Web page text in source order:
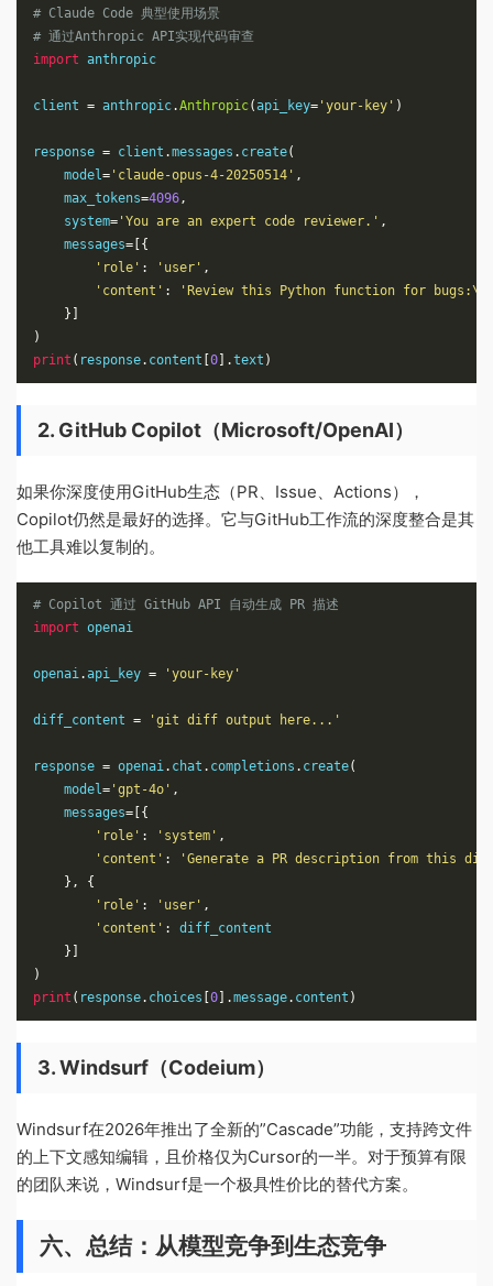
# Claude Code 典型使用场景
# 通过Anthropic API实现代码审查
import anthropic
client = anthropic.Anthropic(api_key= 'your-key' )
response = client .messages . create(
    model
= 'claude-opus-4-20250514' ,
    max_tokens
=4096,
    system
= 'You are an expert code reviewer.' ,
    messages
=[{
'role' : 'user' ,
'content' :
'Review this Python function for
}]
)
print ( response. content 0 ].text )
2. GitHub Copilot（Microsoft/OpenAI）
如果你深度使用GitHub生态（PR、Issue、Actions），
Copilot仍然是最好的选择。它与GitHub工作流的深度整合是其
他工具难以复制的。
# Copilot 通过 GitHub API 自动生成 PR 描述
import openai
openai.api_key = 'your-key'
diff_content = 'git diff output here...'
response = openai. chat . completions . create(
    model
= 'gpt-4o' ,
    messages
=[{
'role' : 'system' ,
'content' :
'Generate a PR description from this
},
{
'role' : 'user' ,
'content' :
diff_content
}]
)
print ( response. choices 0 ].message. content )
3. Windsurf（Codeium）
Windsurf在2026年推出了全新的”Cascade”功能，支持跨文件
的上下文感知编辑，且价格仅为Cursor的一半。对于预算有限
的团队来说，Windsurf是一个极具性价比的替代方案。
六、总结：从模型竞争到生态竞争